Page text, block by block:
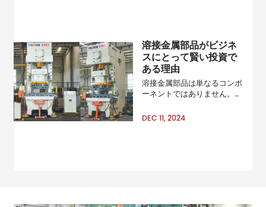
溶接金属部品がビジネ
スにとって賢い投資で
ある理由
溶接金属部品は単なるコンポ
ーネントではありません。ア
は、さまざまな業界における
DEC 11, 2024